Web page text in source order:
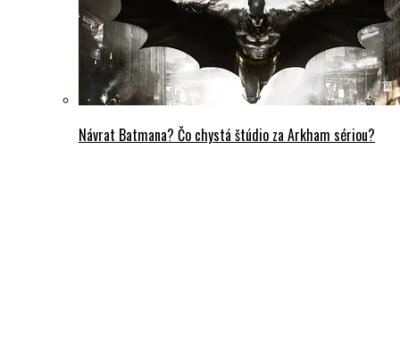
Návrat Batmana? Čo chystá štúdio za Arkham sériou?